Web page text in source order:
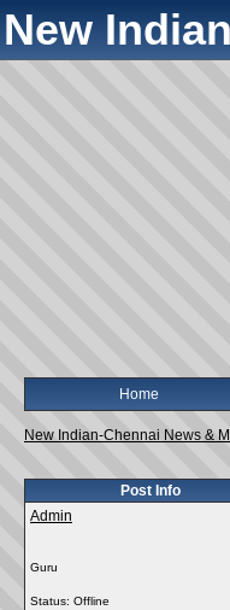
New
Home
New Indian-Chennai News &
Post Info
Admin
Guru
Status: Offline